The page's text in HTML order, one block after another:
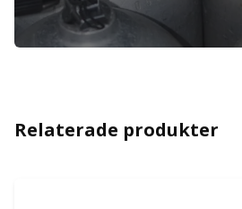
Relaterade produkter